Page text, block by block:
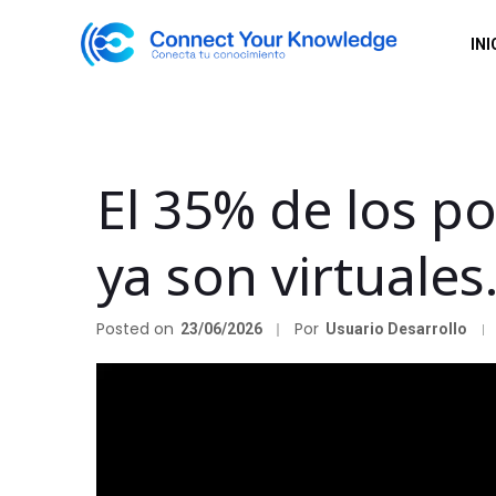
El 35% de los
ya son
Posted on 23/06/2026 Por Usuario Desarrollo